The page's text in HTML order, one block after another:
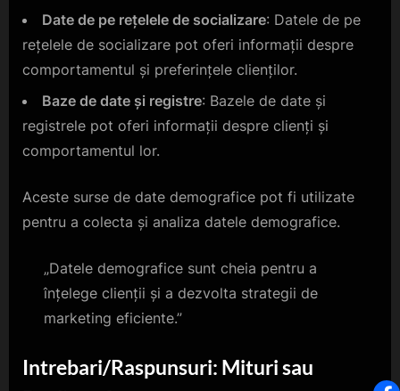
Date de pe rețelele de socializare: Datele de pe
rețelele de socializare pot oferi informații despre
comportamentul și preferințele clienților.
Baze de date și registre: Bazele de date și
registrele pot oferi informații despre clienți și
comportamentul lor.
Aceste surse de date demografice pot fi utilizate
pentru a colecta și analiza datele demografice.
„Datele demografice sunt cheia pentru a
înțelege clienții și a dezvolta strategii de
marketing eficiente.”
Intrebari/Raspunsuri: Mituri sau